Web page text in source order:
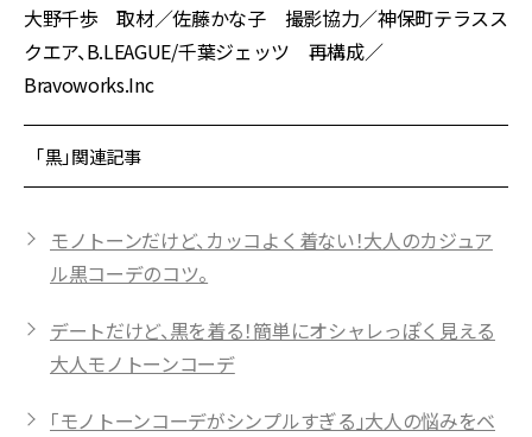
大野千歩 取材／佐藤かな子 撮影協力／神保町テラスス
クエア、B.LEAGUE/千葉ジェッツ 再構成／
Bravoworks.Inc
「黒」関連記事
モノトーンだけど、カッコよく着ない！大人のカジュア
ル黒コーデのコツ。
デートだけど、黒を着る！簡単にオシャレっぽく見える
大人モノトーンコーデ
「モノトーンコーデがシンプルすぎる」大人の悩みをベ